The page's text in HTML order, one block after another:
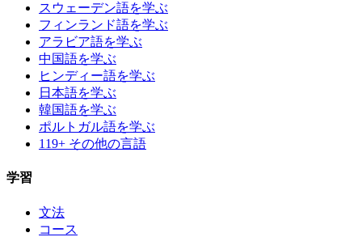
スウェーデン語を学ぶ
フィンランド語を学ぶ
アラビア語を学ぶ
中国語を学ぶ
ヒンディー語を学ぶ
日本語を学ぶ
韓国語を学ぶ
ポルトガル語を学ぶ
119+ その他の言語
学習
文法
コース